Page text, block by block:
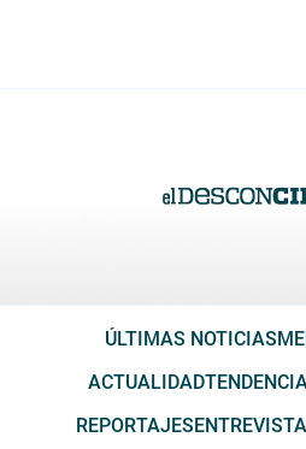
ÚLTIMAS NOTICIAS
ACTUALIDAD
REPORTAJES